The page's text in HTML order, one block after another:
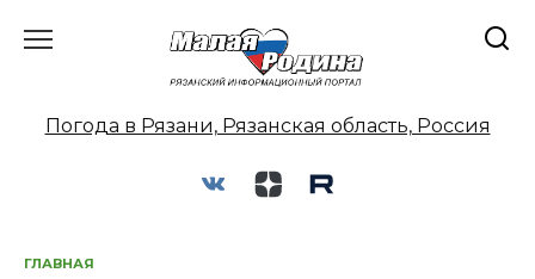
Погода в Рязани, Рязанская область, Россия
ГЛАВНАЯ